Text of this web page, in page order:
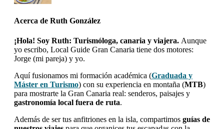
Acerca de Ruth González
¡Hola! Soy Ruth: Turismóloga, canaria y viajera. Aunque
yo escribo, Local Guide Gran Canaria tiene dos motores:
Jorge (mi pareja) y yo.
Aquí fusionamos mi formación académica (Graduada y
Máster en Turismo) con su experiencia en montaña (MTB)
para mostrarte la Gran Canaria real: senderos, paisajes y
gastronomía local fuera de ruta.
Además de ser tus anfitriones en la isla, compartimos guías de